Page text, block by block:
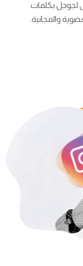
لجوجل بكلمات
والمجانية.